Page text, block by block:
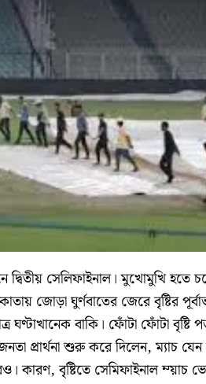
দ্বিতীয় সেলিফাইনাল। মুখোমুখি হতে
জোড়া ঘুর্ণবাতের জেরে বৃষ্টির
ঘণ্টাখানেক বাকি। ফোঁটা ফোঁটা
প্রার্থনা শুরু করে দিলেন, ম্যাচ
কারণ, বৃষ্টিতে সেমিফাইনাল ম্য়াচ